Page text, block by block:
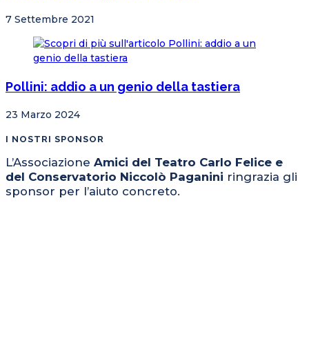
7 Settembre 2021
Pollini: addio a un genio della tastiera
23 Marzo 2024
I NOSTRI SPONSOR
L’Associazione Amici del Teatro Carlo Felice e
del Conservatorio Niccolò Paganini ringrazia gli
sponsor per l’aiuto concreto.